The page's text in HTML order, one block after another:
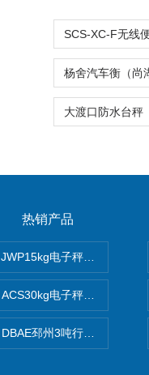
热销产品
JWP15kg电子秤价格,15公
ACS30kg电子秤价格,30公
DBAE邳州3吨行车电子吊秤